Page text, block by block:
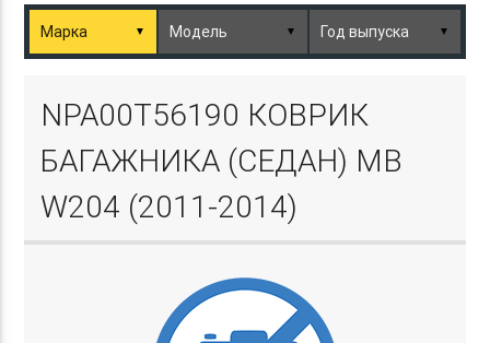
▼ ▼ ▼
NPA00T56190 КОВРИК
БАГАЖНИКА (СЕДАН) MB
W204 (2011-2014)